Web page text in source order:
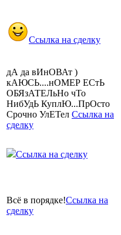
Ссылка на сделку
дА да вИнОВАт )
кАЮСЬ....нОМЕР ЕСтЬ
ОБЯзАТЕЛьНо чТо
НибУдЬ КуплЮ...ПрОсто
Срочно УлЕТел Ссылка на
сделку
Ссылка на сделку
Всё в порядке!Ссылка на
сделку